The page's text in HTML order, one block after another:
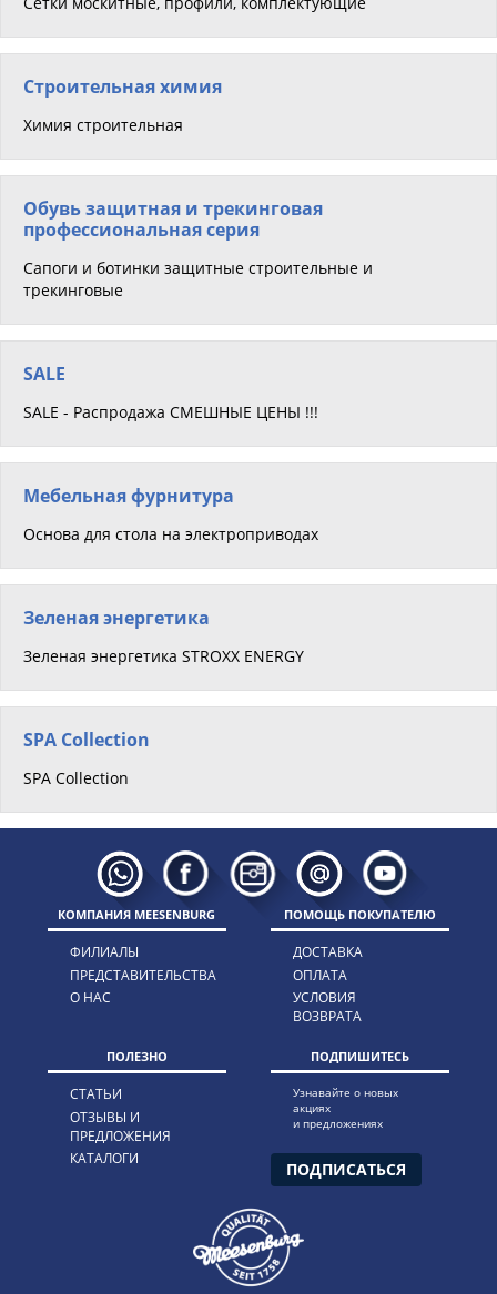
Строительная химия
Химия строительная
Обувь защитная и трекинговая
профессиональная серия
Сапоги и ботинки защитные строительные и
трекинговые
SALE
SALE - Распродажа СМЕШНЫЕ ЦЕНЫ !!!
Мебельная фурнитура
Основа для стола на электроприводах
Зеленая энергетика
Зеленая энергетика STROXX ENERGY
SPA Collection
SPA Collection
КОМПАНИЯ MEESENBURG
ФИЛИАЛЫ
ПРЕДСТАВИТЕЛЬСТВА
О НАС
ПОМОЩЬ ПОКУПАТЕЛЮ
ДОСТАВКА
ОПЛАТА
УСЛОВИЯ
ВОЗВРАТА
ПОЛЕЗНО
СТАТЬИ
ОТЗЫВЫ И
ПРЕДЛОЖЕНИЯ
КАТАЛОГИ
ПОДПИШИТЕСЬ
Узнавайте о новых
акциях
и предложениях
ПОДПИСАТЬСЯ